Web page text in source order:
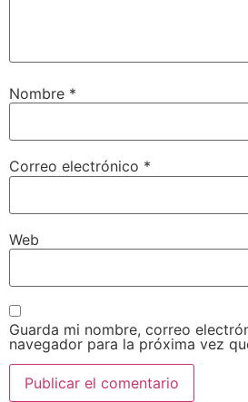
Nombre *
Correo electrónico *
Web
Guarda mi nombre, correo
navegador para la próxima vez